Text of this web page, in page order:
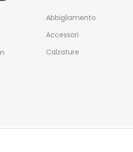
Abbigliamento
Accessori
Calzature